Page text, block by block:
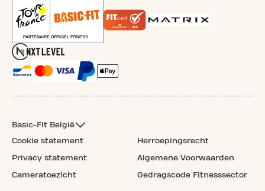
Basic-Fit België
Cookie statement
Privacy statement
Cameratoezicht
Herroepingsrecht
Algemene Voorwaarden
Gedragscode Fitnesssector